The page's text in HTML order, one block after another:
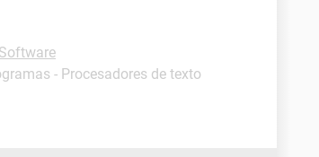
- Procesadores de texto